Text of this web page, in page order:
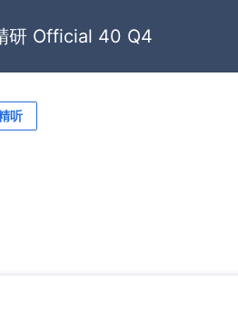
研 Official 40 Q4
听